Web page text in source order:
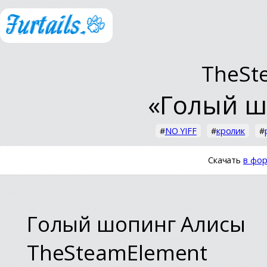
«Голый
#NO YIFF #кролик #
Скачатьв
Голый шопинг Алисы
TheSteamElement